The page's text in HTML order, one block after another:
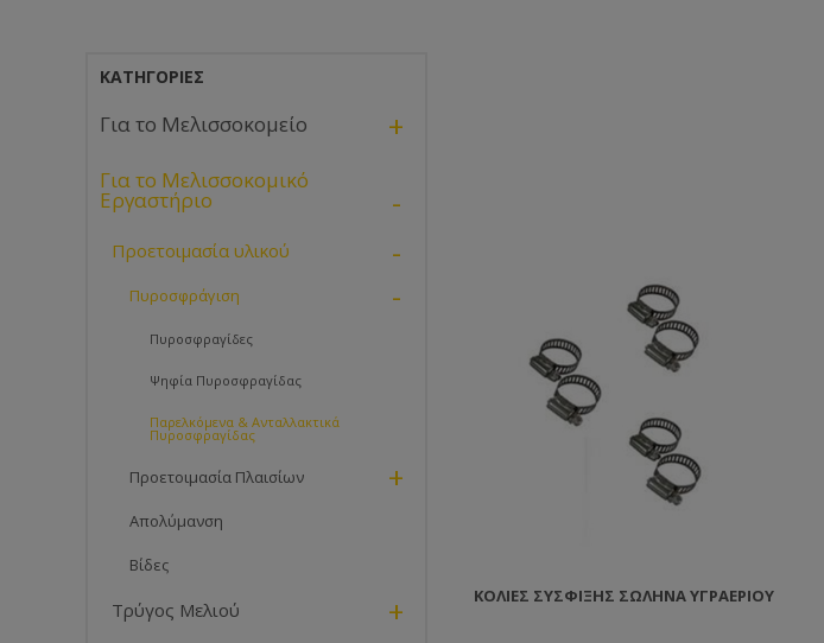
ΚΟΛΙΈΣ ΣΎΣΦΙΞΗΣ ΣΩΛΉΝΑ ΥΓΡΑΕΡΊΟΥ
ΚΑΤΗΓΟΡΊΕΣ
Για το Μελισσοκομείο +
Για το Μελισσοκομικό
Εργαστήριο -
Προετοιμασία υλικού -
Πυροσφράγιση -
Πυροσφραγίδες
Ψηφία Πυροσφραγίδας
Παρελκόμενα & Ανταλλακτικά
Πυροσφραγίδας
Προετοιμασία Πλαισίων +
Απολύμανση
Βίδες
Τρύγος Μελιού +